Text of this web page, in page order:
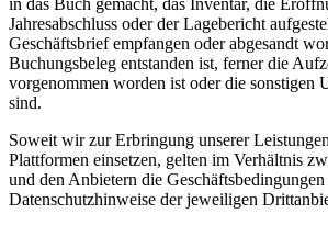
in das Buch gemacht, das Inventar, die
Jahresabschluss oder der Lagebericht
Geschäftsbrief empfangen oder abgesandt
Buchungsbeleg entstanden ist, ferner die
vorgenommen worden ist oder die sonstigen
sind.
Soweit wir zur Erbringung unserer
Plattformen einsetzen, gelten im Verhältnis
und den Anbietern die Geschäftsbedingungen
Datenschutzhinweise der jeweiligen